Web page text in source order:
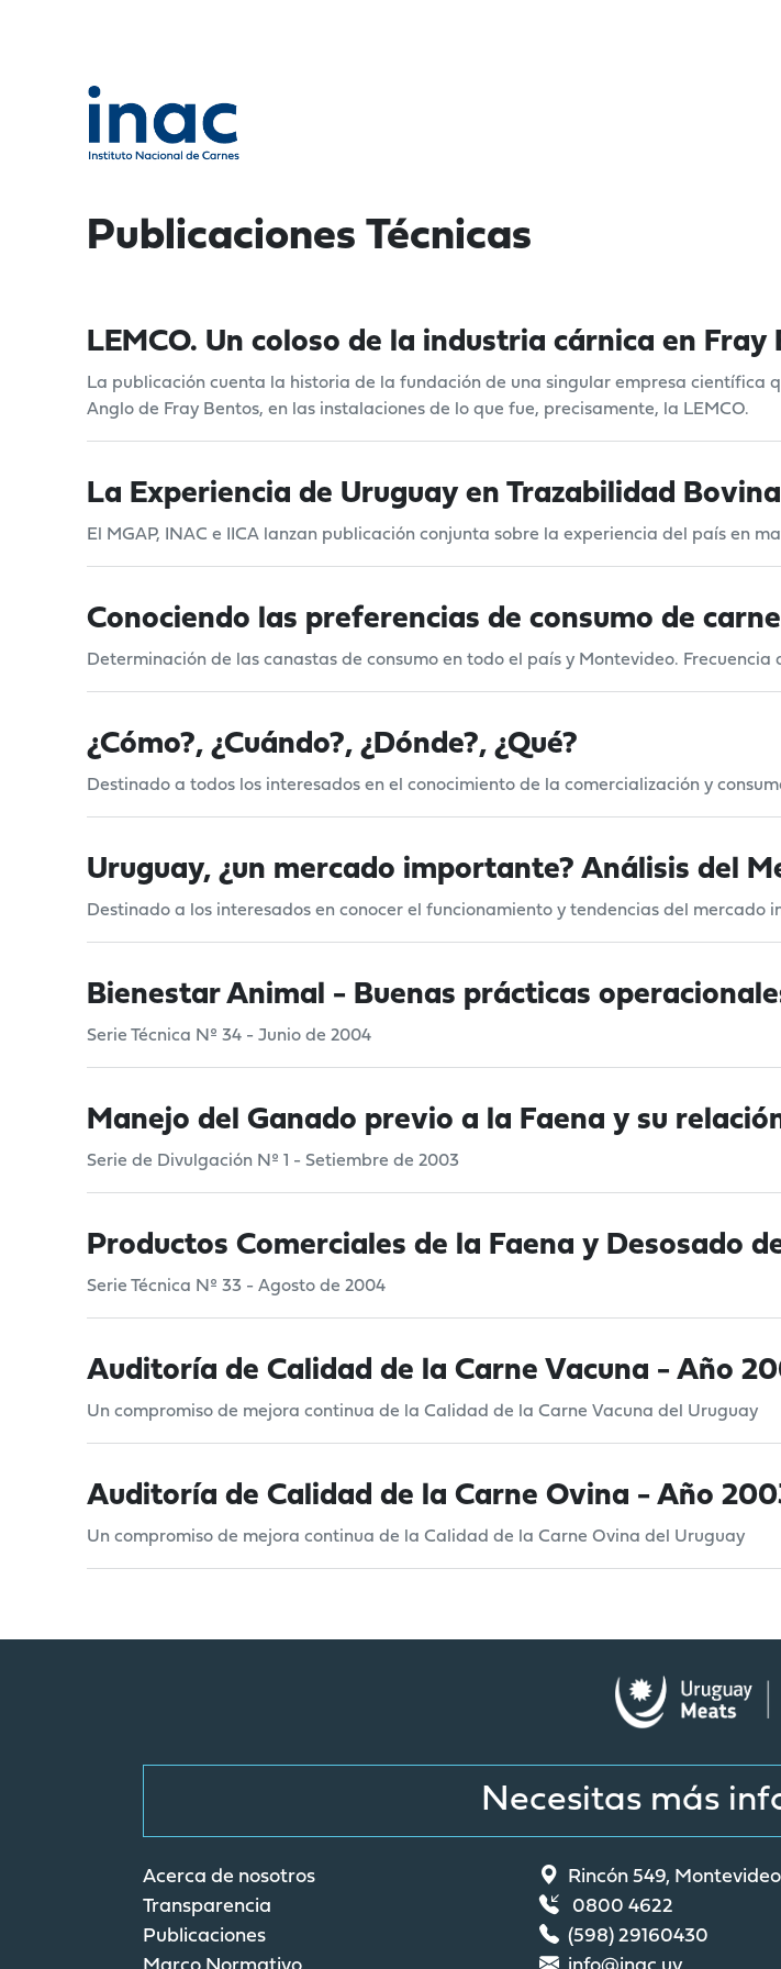
Publicaciones Técnicas
LEMCO. Un coloso de la industria cárnica en Fray
La publicación cuenta la historia de la fundación de una singular empresa científica
Anglo de Fray Bentos, en las instalaciones de lo que fue, precisamente, la LEMCO.
La Experiencia de Uruguay en Trazabilidad Bovina
El MGAP, INAC e IICA lanzan publicación conjunta sobre la experiencia del país en
Conociendo las preferencias de consumo de
Determinación de las canastas de consumo en todo el país y Montevideo.
¿Cómo?, ¿Cuándo?, ¿Dónde?, ¿Qué?
Destinado a todos los interesados en el conocimiento de la comercialización y
Uruguay, ¿un mercado importante? Análisis del
Destinado a los interesados en conocer el funcionamiento y tendencias del mercado
Bienestar Animal - Buenas prácticas
Serie Técnica Nº 34 - Junio de 2004
Manejo del Ganado previo a la Faena y su
Serie de Divulgación Nº 1 - Setiembre de 2003
Productos Comerciales de la Faena y Desosado
Serie Técnica Nº 33 - Agosto de 2004
Auditoría de Calidad de la Carne Vacuna - Año
Un compromiso de mejora continua de la Calidad de la Carne Vacuna del Uruguay
Auditoría de Calidad de la Carne Ovina - Año
Un compromiso de mejora continua de la Calidad de la Carne Ovina del Uruguay
Necesitas más
Acerca de nosotros
Transparencia
Publicaciones
Rincón 549,
0800 4622
(598) 29160430